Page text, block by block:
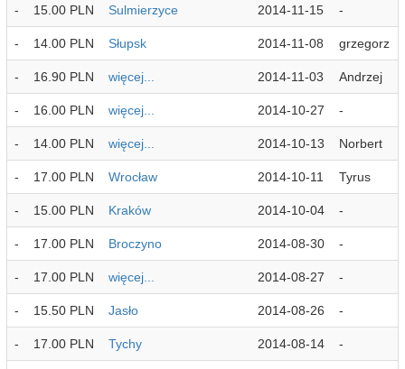
- 15.00 PLN Sulmierzyce 2014-11-15 -
- 14.00 PLN Słupsk 2014-11-08 grzegorz
- 16.90 PLN więcej... 2014-11-03 Andrzej
- 16.00 PLN więcej... 2014-10-27 -
- 14.00 PLN więcej... 2014-10-13 Norbert
- 17.00 PLN Wrocław 2014-10-11 Tyrus
- 15.00 PLN Kraków 2014-10-04 -
- 17.00 PLN Broczyno 2014-08-30 -
- 17.00 PLN więcej... 2014-08-27 -
- 15.50 PLN Jasło 2014-08-26 -
- 17.00 PLN Tychy 2014-08-14 -